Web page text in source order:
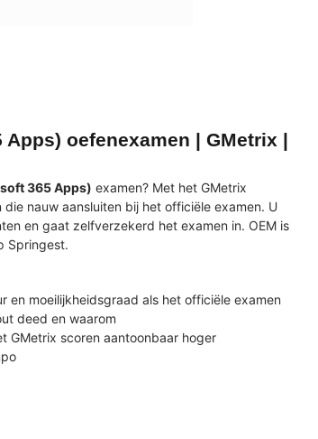
Apps) oefenexamen | GMetrix |
365 Apps) examen? Met het GMetrix
nauw aansluiten bij het officiële examen. U
en gaat zelfverzekerd het examen in. OEM is
Springest.
moeilijkheidsgraad als het officiële examen
deed en waarom
GMetrix scoren aantoonbaar hoger